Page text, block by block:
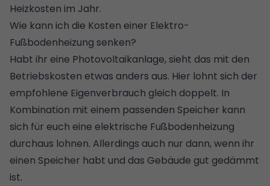
Heizkosten im Jahr.
Wie kann ich die Kosten einer Elektro-
Fußbodenheizung senken?
Habt ihr eine Photovoltaikanlage, sieht das mit den
Betriebskosten etwas anders aus. Hier lohnt sich der
empfohlene Eigenverbrauch gleich doppelt. In
Kombination mit einem passenden Speicher kann
sich für euch eine elektrische Fußbodenheizung
durchaus lohnen. Allerdings auch nur dann, wenn ihr
einen Speicher habt und das Gebäude gut gedämmt
ist.